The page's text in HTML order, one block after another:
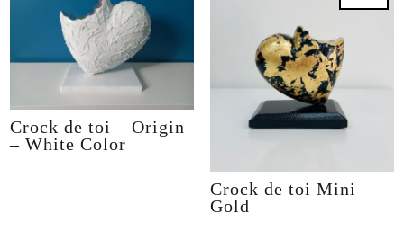
Crock de toi – Origin
– White Color
Crock de toi Mini –
Gold